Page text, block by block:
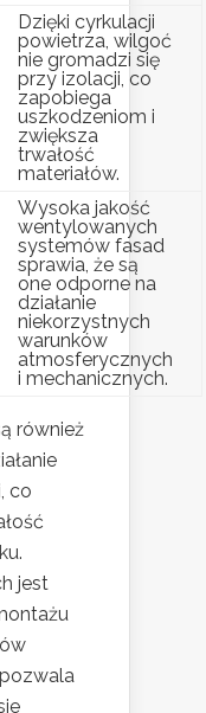
Dzięki cyrkulacji
powietrza, wilgoć
nie gromadzi się
przy izolacji, co
zapobiega
uszkodzeniom i
zwiększa
trwałość
materiałów.
Wysoka jakość
wentylowanych
systemów fasad
sprawia, że są
one odporne na
działanie
niekorzystnych
warunków
atmosferycznych
i mechanicznych.
również
co
jest